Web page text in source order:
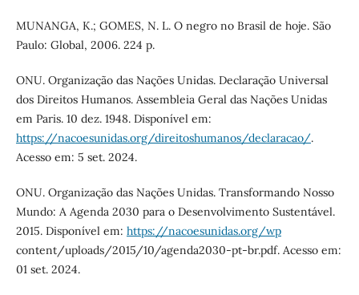
MUNANGA, K.; GOMES, N. L. O negro no Brasil de hoje. São
Paulo: Global, 2006. 224 p.
ONU. Organização das Nações Unidas. Declaração Universal
dos Direitos Humanos. Assembleia Geral das Nações Unidas
em Paris. 10 dez. 1948. Disponível em:
https://nacoesunidas.org/direitoshumanos/declaracao/.
Acesso em: 5 set. 2024.
ONU. Organização das Nações Unidas. Transformando Nosso
Mundo: A Agenda 2030 para o Desenvolvimento Sustentável.
2015. Disponível em: https://nacoesunidas.org/wp
content/uploads/2015/10/agenda2030-pt-br.pdf. Acesso em:
01 set. 2024.